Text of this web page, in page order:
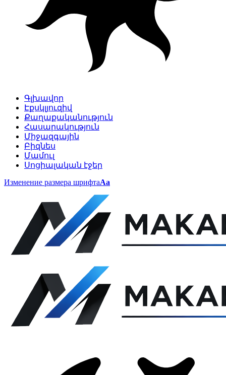
Գլխավոր
Էքսկլյուզիվ
Քաղաքականություն
Հասարակություն
Միջազգային
Բիզնես
Մամուլ
Սոցիալական էջեր
Изменение размера шрифтаАа